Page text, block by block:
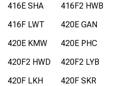
416E SHA
416F2 HWB
416F LWT
420E GAN
420E KMW
420E PHC
420F2 HWD
420F2 LYB
420F LKH
420F SKR